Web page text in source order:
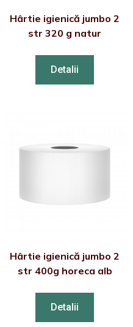
Hârtie igienică jumbo 2
str 320 g natur
Detalii
Hârtie igienică jumbo 2
str 400g horeca alb
Detalii